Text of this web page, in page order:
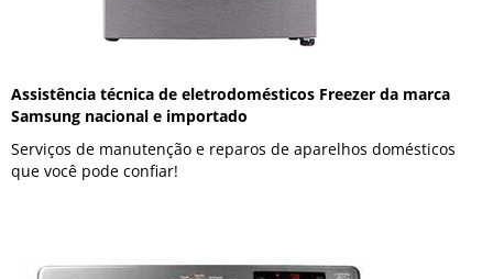
Assistência técnica de eletrodomésticos Freezer da marca
Samsung nacional e importado
Serviços de manutenção e reparos de aparelhos domésticos
que você pode confiar!